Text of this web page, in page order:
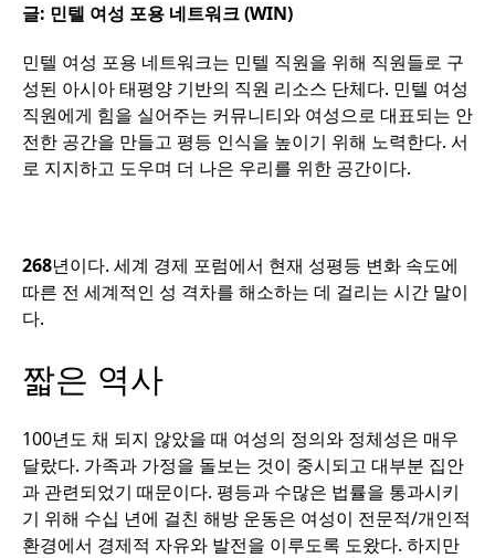
글: 민텔 여성 포용 네트워크 (WIN)
민텔 여성 포용 네트워크는 민텔 직원을 위해 직원들로 구
성된 아시아태평양 기반의 직원 리소스 단체다. 민텔 여성
직원에게 힘을 실어주는 커뮤니티와 여성으로 대표되는 안
전한 공간을 만들고 평등 인식을 높이기 위해 노력한다. 서
로 지지하고 도우며 더 나은 우리를 위한 공간이다.
268년이다. 세계 경제 포럼에서 현재 성평등 변화 속도에
따른 전 세계적인 성 격차를 해소하는 데 걸리는 시간 말이
다.
짧은 역사
100년도 채 되지 않았을 때 여성의 정의와 정체성은 매우
달랐다. 가족과 가정을 돌보는 것이 중시되고 대부분 집안
과 관련되었기 때문이다. 평등과 수많은 법률을 통과시키
기 위해 수십 년에 걸친 해방 운동은 여성이 전문적/개인적
환경에서 경제적 자유와 발전을 이루도록 도왔다. 하지만